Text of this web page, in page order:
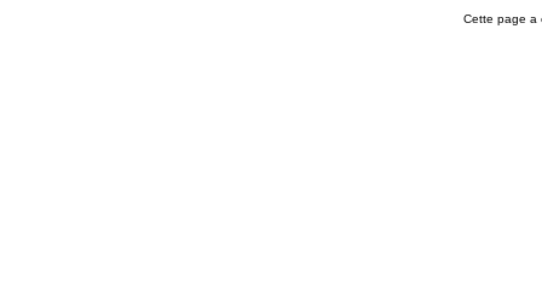
Cette page a